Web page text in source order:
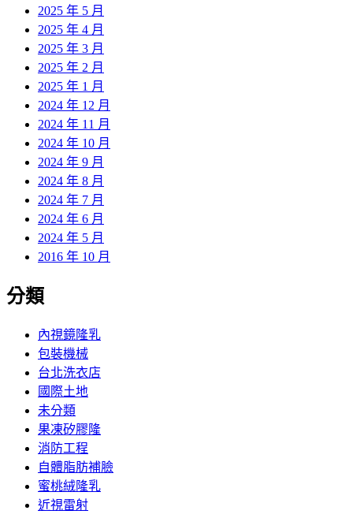
2025 年 5 月
2025 年 4 月
2025 年 3 月
2025 年 2 月
2025 年 1 月
2024 年 12 月
2024 年 11 月
2024 年 10 月
2024 年 9 月
2024 年 8 月
2024 年 7 月
2024 年 6 月
2024 年 5 月
2016 年 10 月
分類
內視鏡隆乳
包裝機械
台北洗衣店
國際土地
未分類
果凍矽膠隆
消防工程
自體脂肪補臉
蜜桃絨隆乳
近視雷射